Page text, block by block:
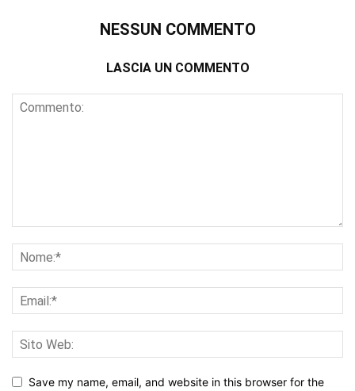
NESSUN COMMENTO
LASCIA UN COMMENTO
Save my name, email, and website in this browser for the